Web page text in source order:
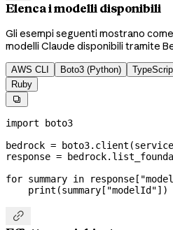
Elenca i modelli disponibili
Gli esempi seguenti mostrano
modelli Claude disponibili tramite
AWS CLI Boto3 (Python)
Ruby

import boto3
bedrock = boto3.client(
response =
for summary in response[
    print
(summary[ "modelId"])
